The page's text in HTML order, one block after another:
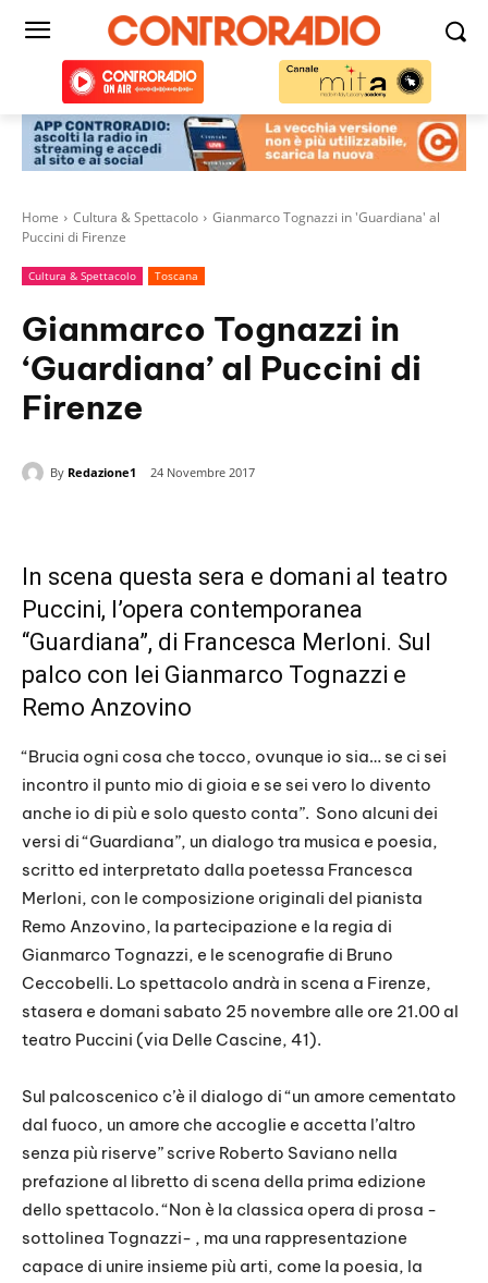
Home Cultura & Spettacolo
Gianmarco Tognazzi in 'Guardiana' al
Puccini di Firenze
Cultura & Spettacolo Toscana
Gianmarco Tognazzi in
‘Guardiana’ al Puccini di
Firenze
By Redazione1 24 Novembre 2017
In scena questa sera e domani al teatro
Puccini, l’opera contemporanea
“Guardiana”, di Francesca Merloni. Sul
palco con lei Gianmarco Tognazzi e
Remo Anzovino
“Brucia ogni cosa che tocco, ovunque io sia… se ci sei
incontro il punto mio di gioia e se sei vero lo divento
anche io di più e solo questo conta”. Sono alcuni dei
versi di “Guardiana”, un dialogo tra musica e poesia,
scritto ed interpretato dalla poetessa Francesca
Merloni, con le composizione originali del pianista
Remo Anzovino, la partecipazione e la regia di
Gianmarco Tognazzi, e le scenografie di Bruno
Ceccobelli. Lo spettacolo andrà in scena a Firenze,
stasera e domani sabato 25 novembre alle ore 21.00 al
teatro Puccini (via Delle Cascine, 41).
Sul palcoscenico c’è il dialogo di “un amore cementato
dal fuoco, un amore che accoglie e accetta l’altro
senza più riserve” scrive Roberto Saviano nella
prefazione al libretto di scena della prima edizione
dello spettacolo. “Non è la classica opera di prosa -
sottolinea Tognazzi- , ma una rappresentazione
capace di unire insieme più arti, come la poesia, la